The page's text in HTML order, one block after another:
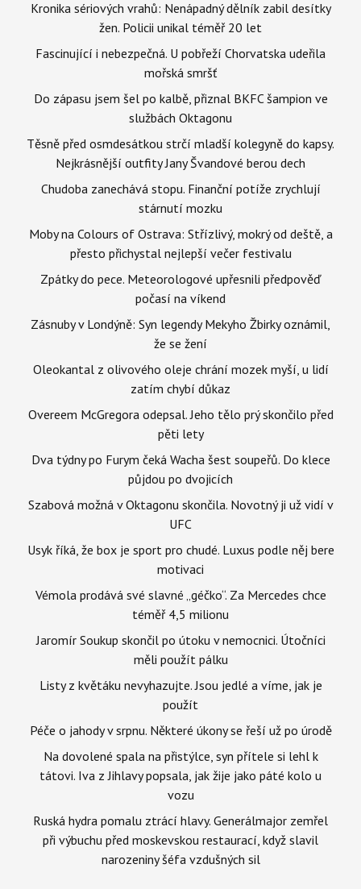
Kronika sériových vrahů: Nenápadný dělník zabil desítky
žen. Policii unikal téměř 20 let
Fascinující i nebezpečná. U pobřeží Chorvatska udeřila
mořská smršť
Do zápasu jsem šel po kalbě, přiznal BKFC šampion ve
službách Oktagonu
Těsně před osmdesátkou strčí mladší kolegyně do kapsy.
Nejkrásnější outfity Jany Švandové berou dech
Chudoba zanechává stopu. Finanční potíže zrychlují
stárnutí mozku
Moby na Colours of Ostrava: Střízlivý, mokrý od deště, a
přesto přichystal nejlepší večer festivalu
Zpátky do pece. Meteorologové upřesnili předpověď
počasí na víkend
Zásnuby v Londýně: Syn legendy Mekyho Žbirky oznámil,
že se žení
Oleokantal z olivového oleje chrání mozek myší, u lidí
zatím chybí důkaz
Overeem McGregora odepsal. Jeho tělo prý skončilo před
pěti lety
Dva týdny po Furym čeká Wacha šest soupeřů. Do klece
půjdou po dvojicích
Szabová možná v Oktagonu skončila. Novotný ji už vidí v
UFC
Usyk říká, že box je sport pro chudé. Luxus podle něj bere
motivaci
Vémola prodává své slavné „géčko“. Za Mercedes chce
téměř 4,5 milionu
Jaromír Soukup skončil po útoku v nemocnici. Útočníci
měli použít pálku
Listy z květáku nevyhazujte. Jsou jedlé a víme, jak je
použít
Péče o jahody v srpnu. Některé úkony se řeší už po úrodě
Na dovolené spala na přistýlce, syn přítele si lehl k
tátovi. Iva z Jihlavy popsala, jak žije jako páté kolo u
vozu
Ruská hydra pomalu ztrácí hlavy. Generálmajor zemřel
při výbuchu před moskevskou restaurací, když slavil
narozeniny šéfa vzdušných sil